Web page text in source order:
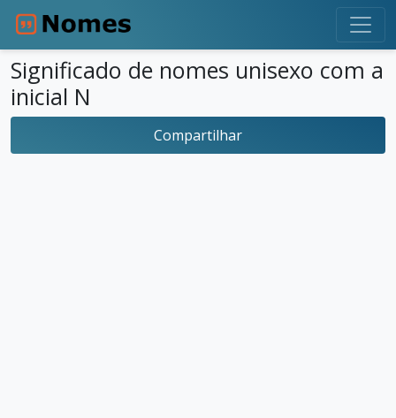
Significado de nomes unisexo com a
inicial N
Compartilhar